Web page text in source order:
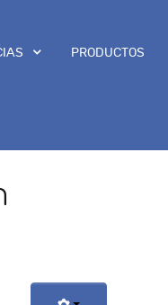
PRODUCTOS